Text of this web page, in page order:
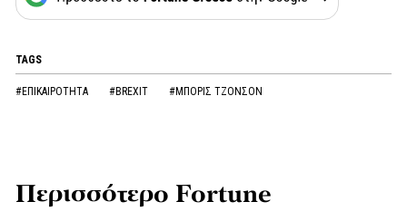
TAGS
#ΕΠΙΚΑΙΡΟΤΗΤΑ #BREXIT #ΜΠΟΡΙΣ ΤΖΟΝΣΟΝ
Περισσότερο Fortune